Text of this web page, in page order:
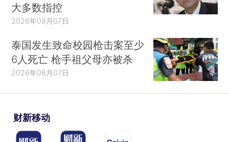
大多数指控
2026年08月07日
泰国发生致命校园枪击案至少
6人死亡 枪手祖父母亦被杀
2026年08月07日
财新移动